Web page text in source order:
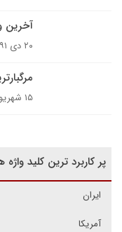
آخرین
۲۰ دی ۱۳۹۱
۱۵ شهریور ۱۳۹۱
پر کاربرد ترین کلید واژه
ایران
آمریکا